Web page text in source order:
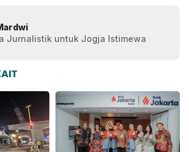
Jurnalistik untuk Jogja Istimewa